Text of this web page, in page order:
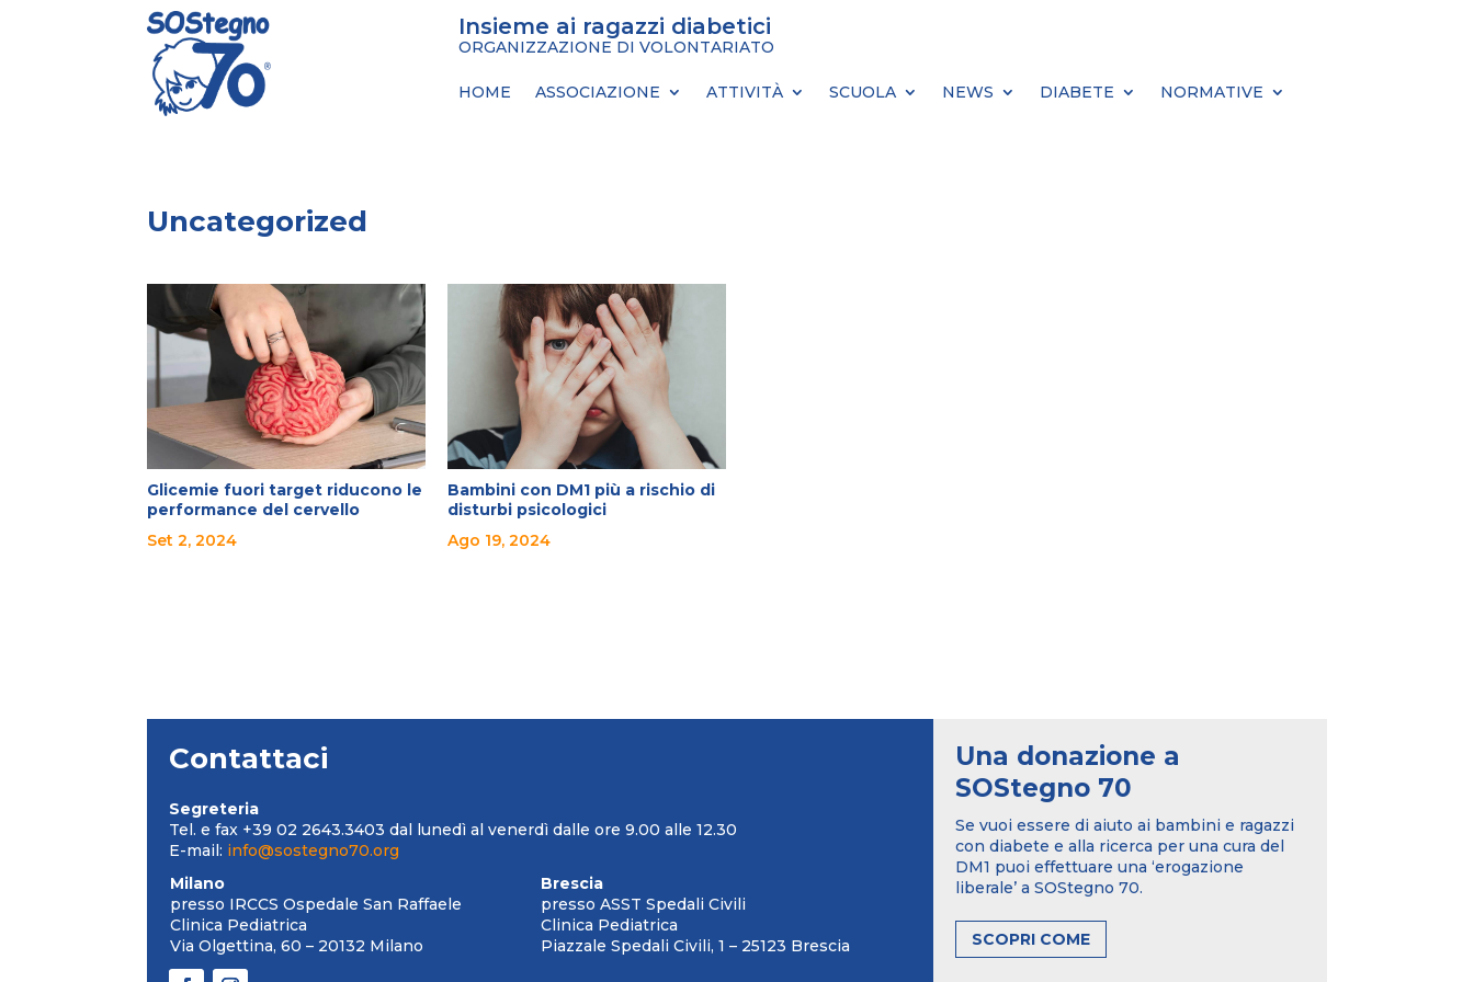
Insieme ai ragazzi diabetici
ORGANIZZAZIONE DI VOLONTARIATO
HOME ASSOCIAZIONE ATTIVITÀ SCUOLA NEWS DIABETE NORMATIVE
Uncategorized
Glicemie fuori target riducono le
performance del cervello
Set 2, 2024
Bambini con DM1 più a rischio di
disturbi psicologici
Ago 19, 2024
Contattaci
Segreteria
Tel. e fax +39 02 2643.3403 dal lunedì al venerdì dalle ore 9.00 alle 12.30
E-mail: info@sostegno70.org
Milano
presso IRCCS Ospedale San Raffaele
Clinica Pediatrica
Via Olgettina, 60 – 20132 Milano
Brescia
presso ASST Spedali Civili
Clinica Pediatrica
Piazzale Spedali Civili, 1 – 25123 Brescia
Una donazione a
SOStegno 70
Se vuoi essere di aiuto ai bambini e ragazzi
con diabete e alla ricerca per una cura del
DM1 puoi effettuare una ‘erogazione
liberale’ a SOStegno 70.
SCOPRI COME